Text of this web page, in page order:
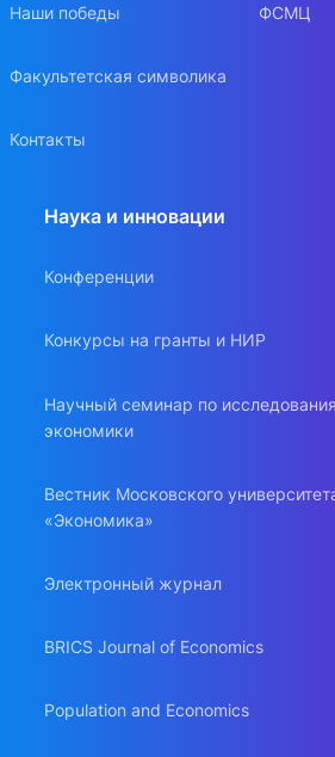
Наши победы
Факультетская символика
Контакты
ФСМЦ
Наука и инновации
Конференции
Конкурсы на гранты и НИР
Научный семинар по
экономики
Вестник Московского
«Экономика»
Электронный журнал
BRICS Journal of Economics
Population and Economics